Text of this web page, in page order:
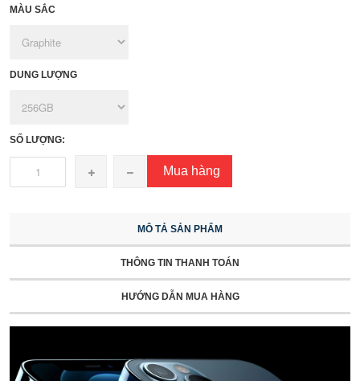
MÀU SẮC
DUNG LƯỢNG
SỐ LƯỢNG:
Mua hàng
MÔ TẢ SẢN PHẨM
THÔNG TIN THANH TOÁN
HƯỚNG DẪN MUA HÀNG